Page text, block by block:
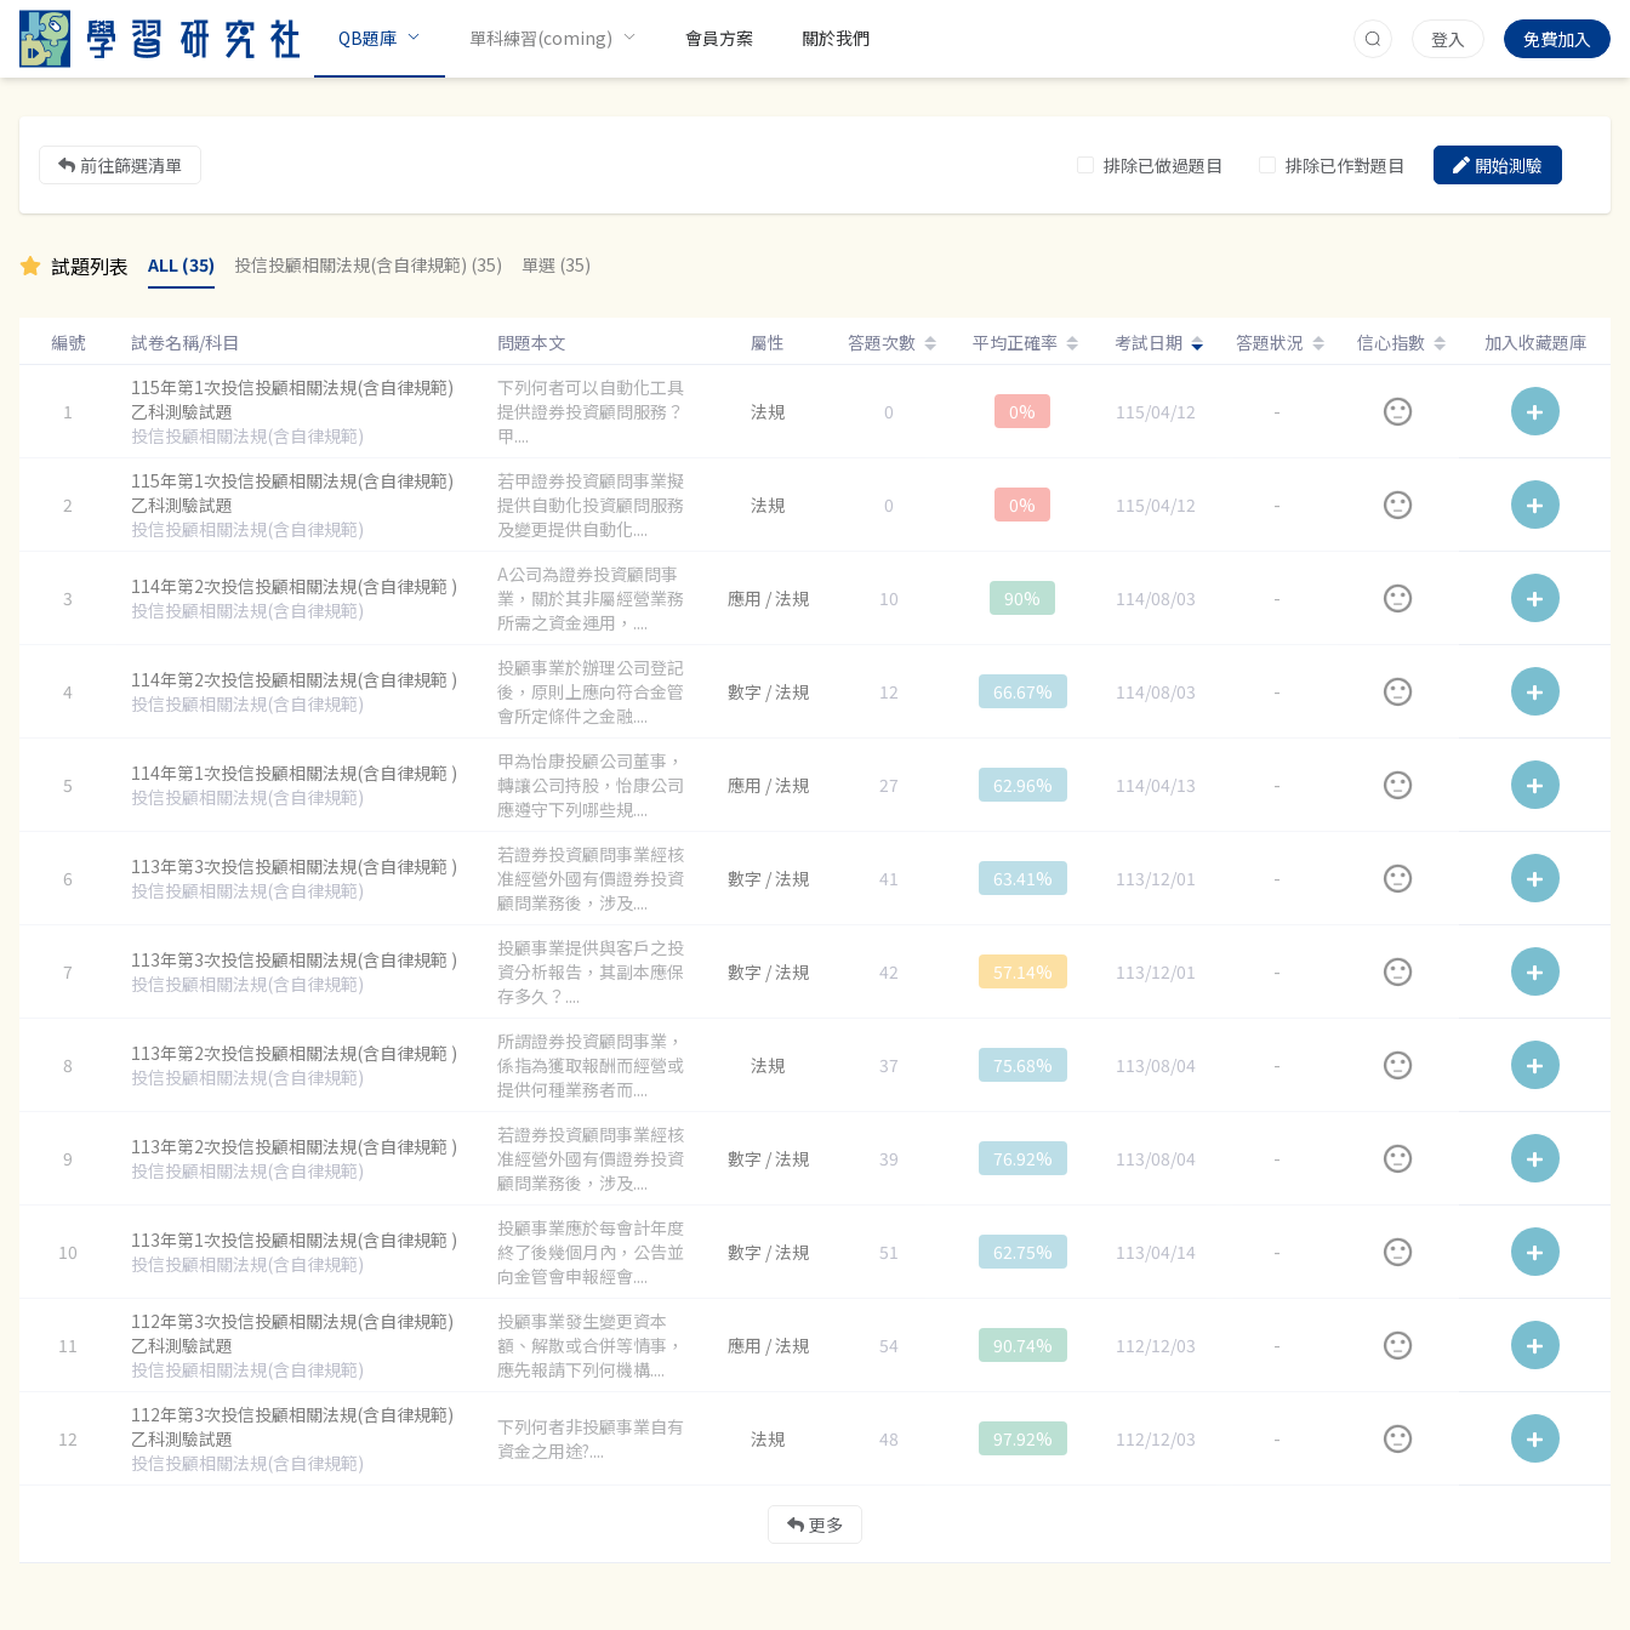
QB題庫 單科練習(coming) 會員方案 關於我們 登入 免費加入
前往篩選清單 排除已做過題目 排除已作對題目 開始測驗
試題列表 ALL (35) 投信投顧相關法規(含自律規範) (35) 單選 (35)
編號 試卷名稱/科目 問題本文 屬性 答題次數 平均正確率 考試日期 答題狀況 信心指數 加入收藏題庫
1
115年第1次投信投顧相關法規(含自律規範)
乙科測驗試題
投信投顧相關法規(含自律規範)
下列何者可以自動化工具
提供證券投資顧問服務？
甲....
法規 0 0% 115/04/12 -
2
115年第1次投信投顧相關法規(含自律規範)
乙科測驗試題
投信投顧相關法規(含自律規範)
若甲證券投資顧問事業擬
提供自動化投資顧問服務
及變更提供自動化....
法規 0 0% 115/04/12 -
3
114年第2次投信投顧相關法規(含自律規範 )
投信投顧相關法規(含自律規範)
A公司為證券投資顧問事
業，關於其非屬經營業務
所需之資金運用，....
應用 / 法規 10 90% 114/08/03 -
4
114年第2次投信投顧相關法規(含自律規範 )
投信投顧相關法規(含自律規範)
投顧事業於辦理公司登記
後，原則上應向符合金管
會所定條件之金融....
數字 / 法規 12 66.67% 114/08/03 -
5
114年第1次投信投顧相關法規(含自律規範 )
投信投顧相關法規(含自律規範)
甲為怡康投顧公司董事，
轉讓公司持股，怡康公司
應遵守下列哪些規....
應用 / 法規 27 62.96% 114/04/13 -
6
113年第3次投信投顧相關法規(含自律規範 )
投信投顧相關法規(含自律規範)
若證券投資顧問事業經核
准經營外國有價證券投資
顧問業務後，涉及....
數字 / 法規 41 63.41% 113/12/01 -
7
113年第3次投信投顧相關法規(含自律規範 )
投信投顧相關法規(含自律規範)
投顧事業提供與客戶之投
資分析報告，其副本應保
存多久？....
數字 / 法規 42 57.14% 113/12/01 -
8
113年第2次投信投顧相關法規(含自律規範 )
投信投顧相關法規(含自律規範)
所謂證券投資顧問事業，
係指為獲取報酬而經營或
提供何種業務者而....
法規 37 75.68% 113/08/04 -
9
113年第2次投信投顧相關法規(含自律規範 )
投信投顧相關法規(含自律規範)
若證券投資顧問事業經核
准經營外國有價證券投資
顧問業務後，涉及....
數字 / 法規 39 76.92% 113/08/04 -
10
113年第1次投信投顧相關法規(含自律規範 )
投信投顧相關法規(含自律規範)
投顧事業應於每會計年度
終了後幾個月內，公告並
向金管會申報經會....
數字 / 法規 51 62.75% 113/04/14 -
11
112年第3次投信投顧相關法規(含自律規範)
乙科測驗試題
投信投顧相關法規(含自律規範)
投顧事業發生變更資本
額、解散或合併等情事，
應先報請下列何機構....
應用 / 法規 54 90.74% 112/12/03 -
12
112年第3次投信投顧相關法規(含自律規範)
乙科測驗試題
投信投顧相關法規(含自律規範)
下列何者非投顧事業自有
資金之用途?....
法規 48 97.92% 112/12/03 -
更多